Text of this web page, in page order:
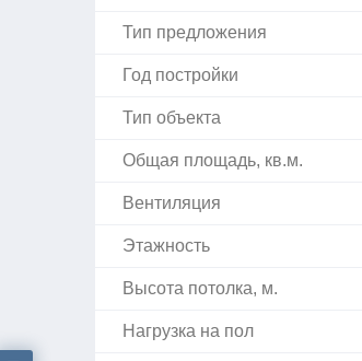
Тип предложения
Год постройки
Тип объекта
Общая площадь, кв.м.
Вентиляция
Этажность
Высота потолка, м.
Нагрузка на пол